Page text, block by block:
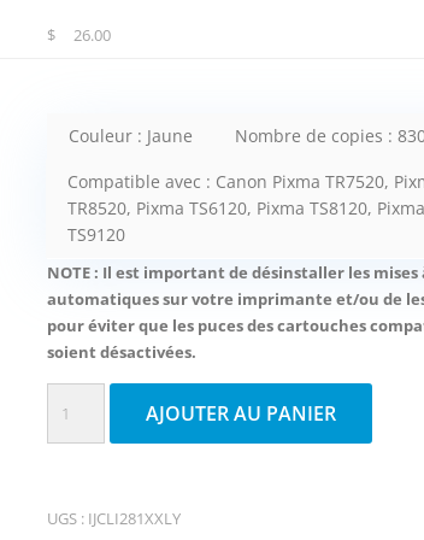
$ 26.00
Couleur : Jaune
Nombre de copies :
Compatible avec : Canon Pixma TR7520,
TR8520, Pixma TS6120, Pixma TS8120, Pixma
TS9120
NOTE : Il est important de désinstaller les mises
automatiques sur votre imprimante et/ou de
pour éviter que les puces des cartouches
soient désactivées.
compatible
AJOUTER AU PANIER
UGS : IJCLI281XXLY